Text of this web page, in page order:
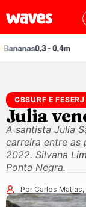
0,3 - 0,4m
CBSURF E FESERJ
Julia
A santista Julia
carreira entre as
2022. Silvana
Ponta Negra.
Por Carlos